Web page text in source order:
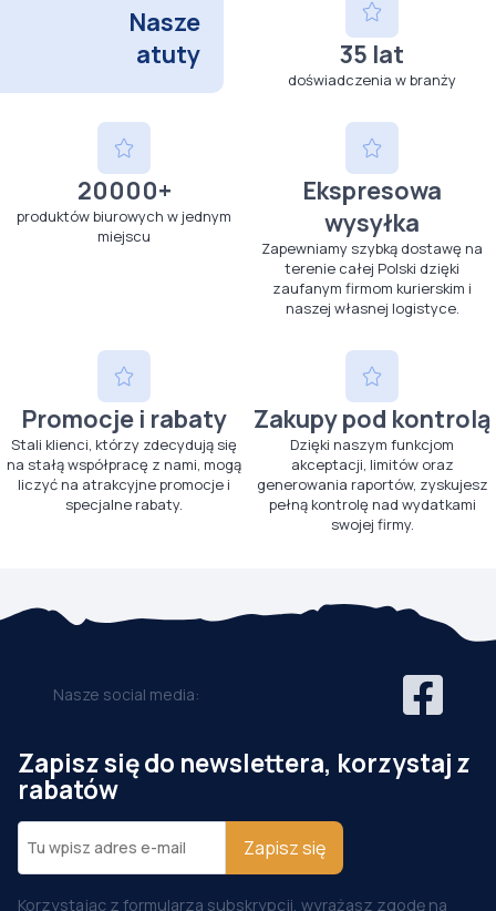
Nasze
atuty
35 lat
doświadczenia w branży
20000+
produktów biurowych w jednym
miejscu
Ekspresowa
wysyłka
Zapewniamy szybką dostawę na
terenie całej Polski dzięki
zaufanym firmom kurierskim i
naszej własnej logistyce.
Promocje i rabaty
Stali klienci, którzy zdecydują się
na stałą współpracę z nami, mogą
liczyć na atrakcyjne promocje i
specjalne rabaty.
Zakupy pod kontrolą
Dzięki naszym funkcjom
akceptacji, limitów oraz
generowania raportów, zyskujesz
pełną kontrolę nad wydatkami
swojej firmy.
Nasze social media:
Zapisz się do newslettera, korzystaj z
rabatów
Zapisz się
Korzystając z formularza subskrypcji, wyrażasz zgodę na